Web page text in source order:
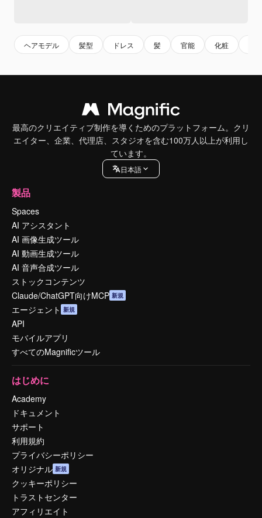
ヘアモデル 髪型 ドレス 髪 官能 化粧
最高のクリエイティブ制作を導くためのプラットフォーム。クリ
エイター、企業、代理店、スタジオを含む100万人以上が利用し
ています。
日本語
製品
Spaces
AI アシスタント
AI 画像生成ツール
AI 動画生成ツール
AI 音声合成ツール
ストックコンテンツ
Claude/ChatGPT向けMCP 新規
エージェント 新規
API
モバイルアプリ
すべてのMagnificツール
はじめに
Academy
ドキュメント
サポート
利用規約
プライバシーポリシー
オリジナル 新規
クッキーポリシー
トラストセンター
アフィリエイト